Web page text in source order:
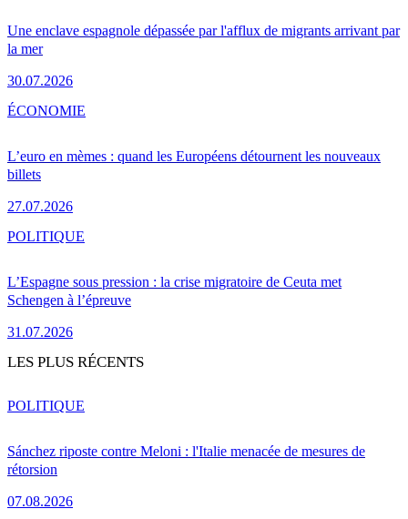
Une enclave espagnole dépassée par l'afflux de migrants arrivant par
la mer
30.07.2026
L’euro en mèmes : quand les Européens détournent les nouveaux
billets
27.07.2026
ÉCONOMIE
L’Espagne sous pression : la crise migratoire de Ceuta met
Schengen à l’épreuve
31.07.2026
POLITIQUE
LES PLUS RÉCENTS
Sánchez riposte contre Meloni : l'Italie menacée de mesures de
rétorsion
07.08.2026
POLITIQUE